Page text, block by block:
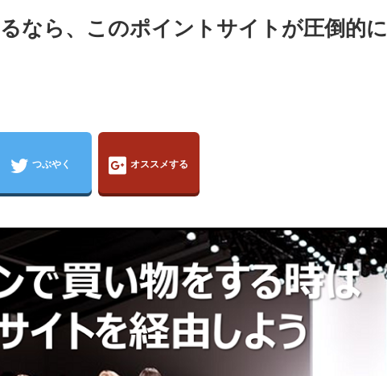
なら、このポイントサイトが圧倒的に
つぶやく オススメする